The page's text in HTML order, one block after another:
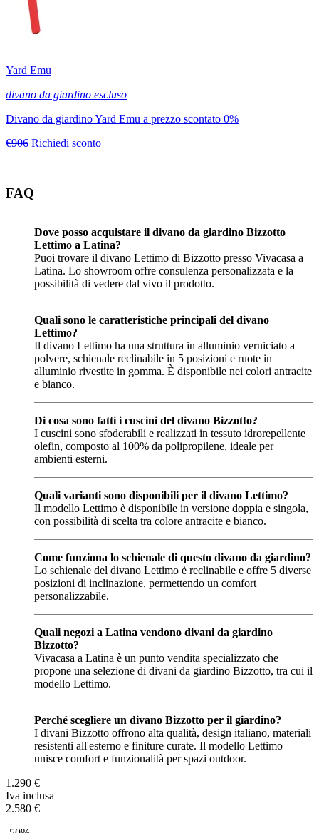
Yard Emu
divano da giardino escluso
Divano da giardino Yard Emu a prezzo scontato 0%
€906 Richiedi sconto
FAQ
Dove posso acquistare il divano da giardino Bizzotto
Lettimo a Latina?
Puoi trovare il divano Lettimo di Bizzotto presso Vivacasa a
Latina. Lo showroom offre consulenza personalizzata e la
possibilità di vedere dal vivo il prodotto.
Quali sono le caratteristiche principali del divano
Lettimo?
Il divano Lettimo ha una struttura in alluminio verniciato a
polvere, schienale reclinabile in 5 posizioni e ruote in
alluminio rivestite in gomma. È disponibile nei colori antracite
e bianco.
Di cosa sono fatti i cuscini del divano Bizzotto?
I cuscini sono sfoderabili e realizzati in tessuto idrorepellente
olefin, composto al 100% da polipropilene, ideale per
ambienti esterni.
Quali varianti sono disponibili per il divano Lettimo?
Il modello Lettimo è disponibile in versione doppia e singola,
con possibilità di scelta tra colore antracite e bianco.
Come funziona lo schienale di questo divano da giardino?
Lo schienale del divano Lettimo è reclinabile e offre 5 diverse
posizioni di inclinazione, permettendo un comfort
personalizzabile.
Quali negozi a Latina vendono divani da giardino
Bizzotto?
Vivacasa a Latina è un punto vendita specializzato che
propone una selezione di divani da giardino Bizzotto, tra cui il
modello Lettimo.
Perché scegliere un divano Bizzotto per il giardino?
I divani Bizzotto offrono alta qualità, design italiano, materiali
resistenti all'esterno e finiture curate. Il modello Lettimo
unisce comfort e funzionalità per spazi outdoor.
1.290 €
Iva inclusa
2.580 €